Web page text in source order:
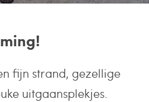
fijn strand, gezellige
uitgaansplekjes.